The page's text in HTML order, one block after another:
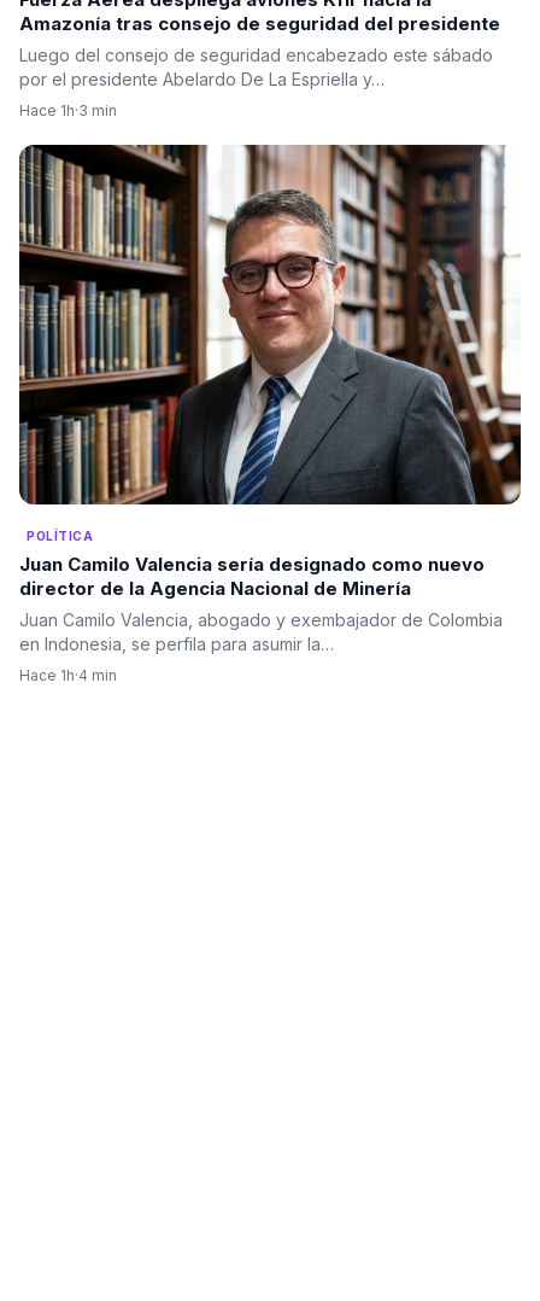
Amazonía tras consejo de seguridad del presidente
Luego del consejo de seguridad encabezado este sábado
por el presidente Abelardo De La Espriella y…
Hace 1h·3 min
POLÍTICA
Juan Camilo Valencia sería designado como nuevo
director de la Agencia Nacional de Minería
Juan Camilo Valencia, abogado y exembajador de Colombia
en Indonesia, se perfila para asumir la…
Hace 1h·4 min